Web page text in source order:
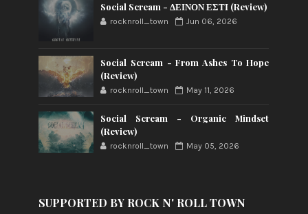
Social Scream - ΔΕΙΝΟΝ ΕΣΤΙ (Review)
rocknroll_town Jun 06, 2026
Social Scream - From Ashes To Hope
(Review)
rocknroll_town May 11, 2026
Social Scream - Organic Mindset
(Review)
rocknroll_town May 05, 2026
SUPPORTED BY ROCK N' ROLL TOWN